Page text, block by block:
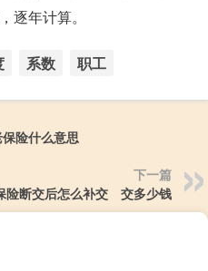
逐年计算。
系数 职工
险什么意思
下一篇
险断交后怎么补交 交多少钱